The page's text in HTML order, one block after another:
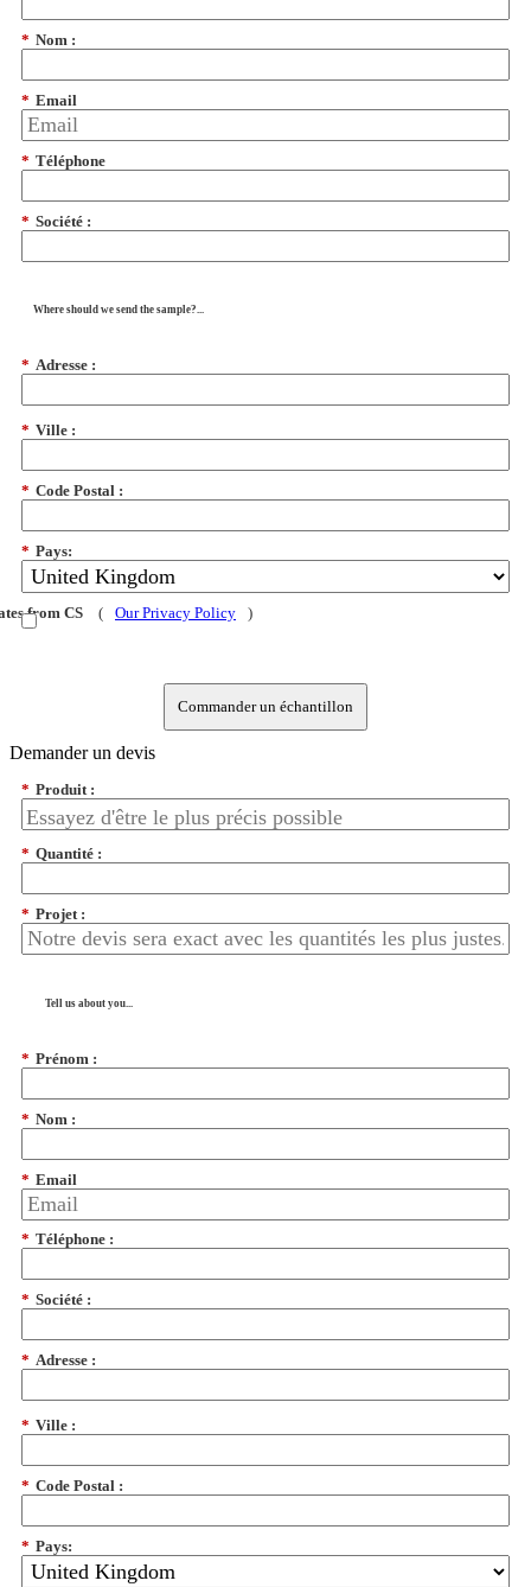
* Nom :
* Email
* Téléphone
* Société :
Where should we send the sample?...
* Adresse :
* Ville :
* Code Postal :
* Pays:
from CS ( Our Privacy Policy )
Commander un échantillon
Demander un devis
* Produit :
* Quantité :
* Projet :
Tell us about you...
* Prénom :
* Nom :
* Email
* Téléphone :
* Société :
* Adresse :
* Ville :
* Code Postal :
* Pays: